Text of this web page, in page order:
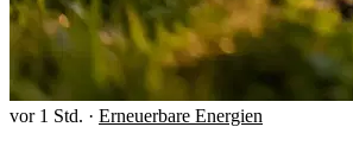
vor 1 Std. · Erneuerbare Energien